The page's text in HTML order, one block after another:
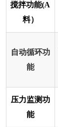
搅拌功能(A
料）
自动循环功
能
压力监测功
能